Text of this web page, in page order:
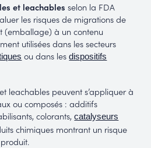
et leachables selon la FDA
les risques de migrations de
(emballage) à un contenu
utilisées dans les secteurs
ou dans lesdispositifs
leachables peuvent s’appliquer à
ou composés : additifs
colorants,catalyseurs
chimiques montrant un risque